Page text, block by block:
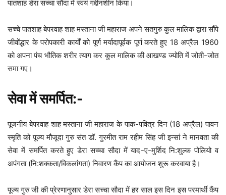
पातशाह डेरा सच्चा सौदा में स्वयं गद्दीनशीन किया।
सच्चे पातशाह बेपरवाह शाह मस्ताना जी महाराज अपने सतगुरु कुल मालिक द्वारा सौंपे
जीवोंद्धार के परोपकारी कार्योंं को पूर्ण मर्यादापूर्वक पूर्ण करते हुए 18 अप्रैल 1960
को अपना पंच भौतिक शरीर त्याग कर कुल मालिक की आखण्ड ज्योति में जोती-जोत
समा गए।
सेवा में समर्पित:-
पूजनीय बेपरवाह शाह मस्ताना जी महाराज के पाक-पवित्र दिन (18 अप्रैल) पावन
स्मृति को पूज्य मौजूदा गुरु संत डॉ. गुरमीत राम रहीम सिंह जी इन्सां ने मानवता की
सेवा में समर्पित करते हुए डेरा सच्चा सौदा में याद-ए-मुर्शिद नि:शुल्क पोलियो व
अपंगता (नि:शक्कता/विकलांगता) निवारण कैंप का आयोजन शुरू करवाया है।
पूज्य गुरु जी की प्रेरणानुसार डेरा सच्चा सौदा में हर साल इस दिन इस परमार्थी कैंप